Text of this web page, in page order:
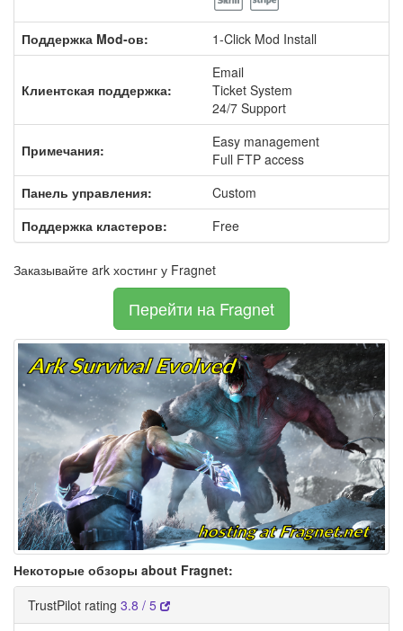
Поддержка Mod-ов: 1-Click Mod Install
Клиентская поддержка:
Email
Ticket System
24/7 Support
Примечания:
Easy management
Full FTP access
Панель управления:
Custom
Поддержка кластеров:
Free
Заказывайте ark хостинг у Fragnet
Перейти на Fragnet
Некоторые обзоры about Fragnet:
TrustPilot rating 3.8 / 5